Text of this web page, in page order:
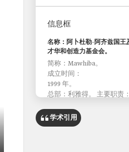
信息框
名称：阿卜杜勒-阿齐兹国王
才华和创造力基金会。
简称：Mawhiba。
成立时间：
1999 年。
总部：利雅得。 主要职责
培养和发展创造性设想。
组织面向资优人才的竞赛和
学术引用